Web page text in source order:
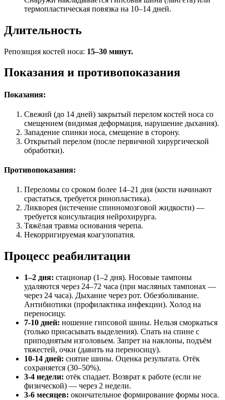
термопластическая повязка на 10–14 дней.
Длительность
Репозиция костей носа: 15–30 минут.
Показания и противопоказания
Показания:
Свежий (до 14 дней) закрытый перелом костей носа со
смещением (видимая деформация, нарушение дыхания).
Западение спинки носа, смещение в сторону.
Открытый перелом (после первичной хирургической
обработки).
Противопоказания:
Переломы со сроком более 14–21 дня (кости начинают
срастаться, требуется ринопластика).
Ликворея (истечение спинномозговой жидкости) —
требуется консультация нейрохирурга.
Тяжёлая травма основания черепа.
Некорригируемая коагулопатия.
Процесс реабилитации
1–2 дня: стационар (1–2 дня). Носовые тампоны
удаляются через 24–72 часа (при масляных тампонах —
через 24 часа). Дыхание через рот. Обезболивание.
Антибиотики (профилактика инфекции). Холод на
переносицу.
7-10 дней: ношение гипсовой шины. Нельзя сморкаться
(только присасывать выделения). Спать на спине с
приподнятым изголовьем. Запрет на наклоны, подъём
тяжестей, очки (давить на переносицу).
10-14 дней: снятие шины. Оценка результата. Отёк
сохраняется (30–50%).
3-4 недели: отёк спадает. Возврат к работе (если не
физической) — через 2 недели.
3-6 месяцев: окончательное формирование формы носа.